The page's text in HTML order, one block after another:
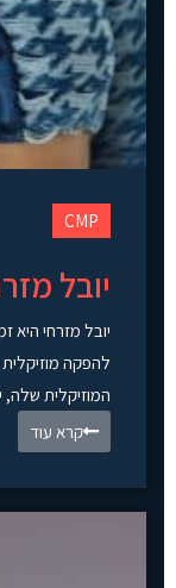
CMP
יובל
יובל מזרחי היא
להפקה
המוזיקלית
קרא עוד